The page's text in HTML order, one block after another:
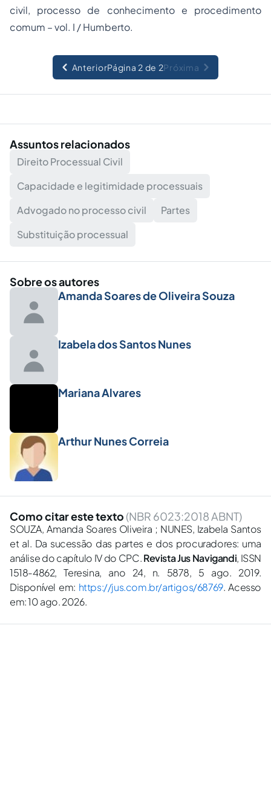
civil, processo de conhecimento e procedimento
comum – vol. I / Humberto.
AnteriorPágina 2 de 2Próxima
Assuntos relacionados
Direito Processual Civil
Capacidade e legitimidade processuais
Advogado no processo civil
Partes
Substituição processual
Sobre os autores
Amanda Soares de Oliveira Souza
Izabela dos Santos Nunes
Mariana Alvares
Arthur Nunes Correia
Como citar este texto (NBR 6023:2018 ABNT)
SOUZA, Amanda Soares Oliveira ; NUNES, Izabela Santos
et al. Da sucessão das partes e dos procuradores: uma
análise do capítulo IV do CPC.Revista Jus Navigandi, ISSN
1518-4862, Teresina, ano 24, n. 5878, 5 ago. 2019.
Disponível em: https://jus.com.br/artigos/68769. Acesso
em: 10 ago. 2026.